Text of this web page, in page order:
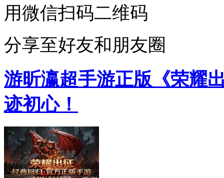
用微信扫码二维码
分享至好友和朋友圈
游昕瀛超手游正版《荣耀
迹初心！